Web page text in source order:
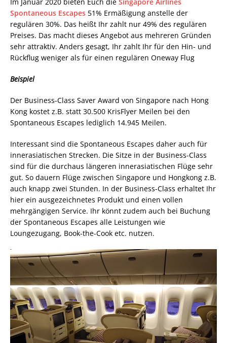
Spontaneous Escapes 51% Ermäßigung anstelle der
regulären 30%. Das heißt Ihr zahlt nur 49% des regulären
Preises. Das macht dieses Angebot aus mehreren Gründen
sehr attraktiv. Anders gesagt, Ihr zahlt Ihr für den Hin- und
Rückflug weniger als für einen regulären Oneway Flug
Beispiel
Der Business-Class Saver Award von Singapore nach Hong
Kong kostet z.B. statt 30.500 KrisFlyer Meilen bei den
Spontaneous Escapes lediglich 14.945 Meilen.
Interessant sind die Spontaneous Escapes daher auch für
innerasiatischen Strecken. Die Sitze in der Business-Class
sind für die durchaus längeren innerasiatischen Flüge sehr
gut. So dauern Flüge zwischen Singapore und Hongkong z.B.
auch knapp zwei Stunden. In der Business-Class erhaltet Ihr
hier ein ausgezeichnetes Produkt und einen vollen
mehrgängigen Service. Ihr könnt zudem auch bei Buchung
der Spontaneous Escapes alle Leistungen wie
Loungezugang, Book-the-Cook etc. nutzen.